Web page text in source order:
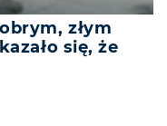
złym
się, że